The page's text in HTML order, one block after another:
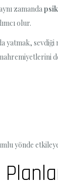
zamanda
olur.
yatmak,
yönde